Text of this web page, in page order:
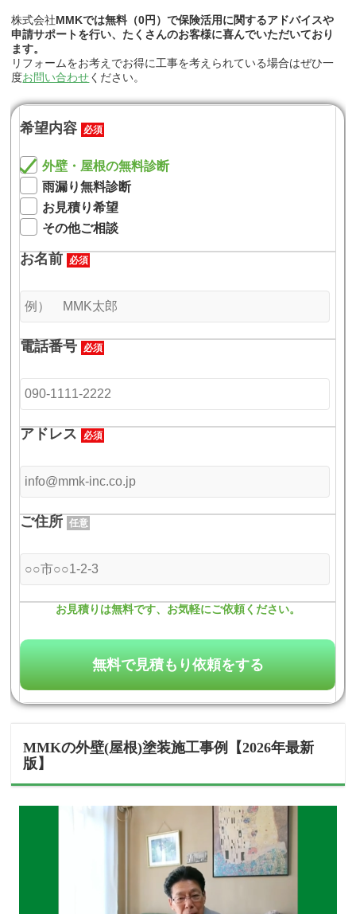
株式会社MMKでは無料（0円）で保険活用に関するアドバイスや
申請サポートを行い、たくさんのお客様に喜んでいただいており
ます。
リフォームをお考えでお得に工事を考えられている場合はぜひ一
度お問い合わせください。
希望内容 必須
外壁・屋根の無料診断
雨漏り無料診断
お見積り希望
その他ご相談
お名前 必須
電話番号 必須
アドレス 必須
ご住所 任意
お見積りは無料です、お気軽にご依頼ください。
MMKの外壁(屋根)塗装施工事例【2026年最新
版】